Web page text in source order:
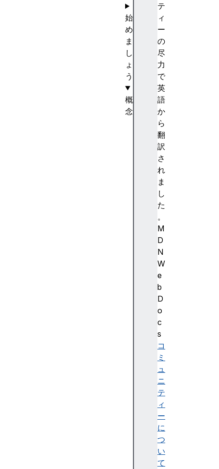
テ
ィ
ー
の
尽
力
で
英
語
か
ら
翻
訳
さ
れ
ま
し
た
。
M
D
N
W
e
b
D
o
c
s
コ
ミ
ュ
ニ
テ
ィ
ー
に
つ
い
て
始
め
ま
し
ょ
う
概
念